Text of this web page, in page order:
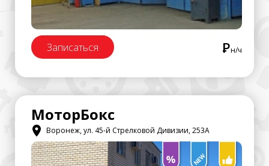
Записаться Рн/ч
МоторБокс
Воронеж, ул. 45-й Стрелковой Дивизии, 253А